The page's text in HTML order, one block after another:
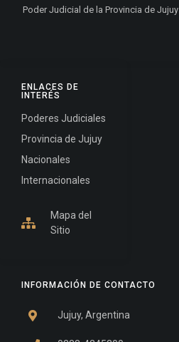
INFORMACIÓN DE CONTACTO
Jujuy, Argentina
ENLACES DE
INTERÉS
Poderes Judiciales
Provincia de Jujuy
Nacionales
Internacionales
Mapa del
Sitio
Poder Judicial de la Provincia de Jujuy